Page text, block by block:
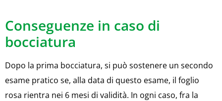
Conseguenze in caso di
bocciatura
Dopo la prima bocciatura, si può sostenere un secondo
esame pratico se, alla data di questo esame, il foglio
rosa rientra nei 6 mesi di validità. In ogni caso, fra la